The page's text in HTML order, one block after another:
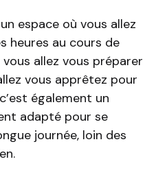
espace où vous allez
heures au cours de
allez vous préparer
vous apprêtez pour
également un
adapté pour se
journée, loin des